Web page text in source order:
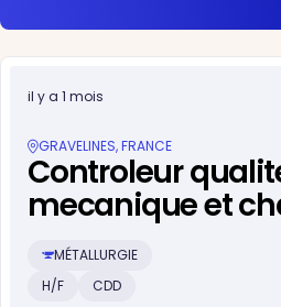
il y a 1 mois
GRAVELINES, FRANCE
Controleur
mecanique et
MÉTALLURGIE
H/F
CDD